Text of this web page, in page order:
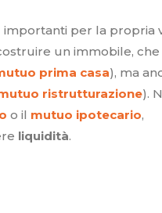
per la propria
un immobile, che
prima casa), ma
ristrutturazione).
o il mutuo ipotecario,
liquidità.